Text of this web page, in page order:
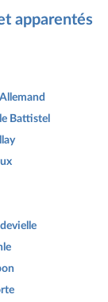
apparentés
Battistel